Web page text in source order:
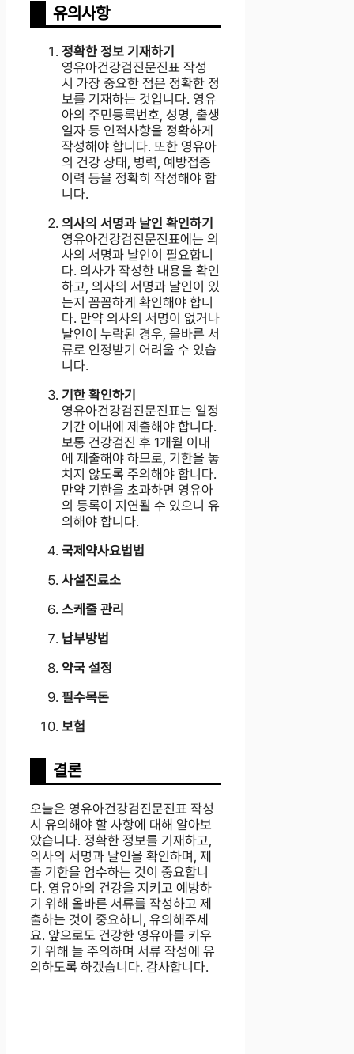
유의사항
정확한 정보 기재하기
영유아건강검진문진표 작성
시 가장 중요한 점은 정확한 정
보를 기재하는 것입니다. 영유
아의 주민등록번호, 성명, 출생
일자 등 인적사항을 정확하게
작성해야 합니다. 또한 영유아
의 건강 상태, 병력, 예방접종
이력 등을 정확히 작성해야 합
니다.
의사의 서명과 날인 확인하기
영유아건강검진문진표에는 의
사의 서명과 날인이 필요합니
다. 의사가 작성한 내용을 확인
하고, 의사의 서명과 날인이 있
는지 꼼꼼하게 확인해야 합니
다. 만약 의사의 서명이 없거나
날인이 누락된 경우, 올바른 서
류로 인정받기 어려울 수 있습
니다.
기한 확인하기
영유아건강검진문진표는 일정
기간 이내에 제출해야 합니다.
보통 건강검진 후 1개월 이내
에 제출해야 하므로, 기한을 놓
치지 않도록 주의해야 합니다.
만약 기한을 초과하면 영유아
의 등록이 지연될 수 있으니 유
의해야 합니다.
국제약사요법법
사설진료소
스케줄 관리
납부방법
약국 설정
필수목돈
보험
결론
오늘은 영유아건강검진문진표 작성
시 유의해야 할 사항에 대해 알아보
았습니다. 정확한 정보를 기재하고,
의사의 서명과 날인을 확인하며, 제
출 기한을 엄수하는 것이 중요합니
다. 영유아의 건강을 지키고 예방하
기 위해 올바른 서류를 작성하고 제
출하는 것이 중요하니, 유의해주세
요. 앞으로도 건강한 영유아를 키우
기 위해 늘 주의하며 서류 작성에 유
의하도록 하겠습니다. 감사합니다.